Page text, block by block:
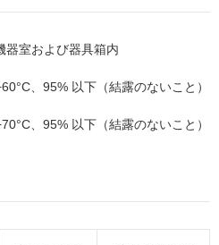
室および器具箱内
、95% 以下（結露のないこと）
、95% 以下（結露のないこと）